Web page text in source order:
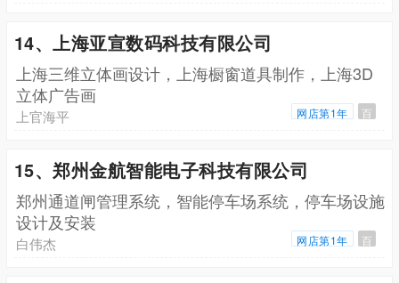
14、上海亚宣数码科技有限公司
上海三维立体画设计，上海橱窗道具制作，上海3D
立体广告画
上官海平 网店第1年 百
15、郑州金航智能电子科技有限公司
郑州通道闸管理系统，智能停车场系统，停车场设施
设计及安装
白伟杰 网店第1年 百